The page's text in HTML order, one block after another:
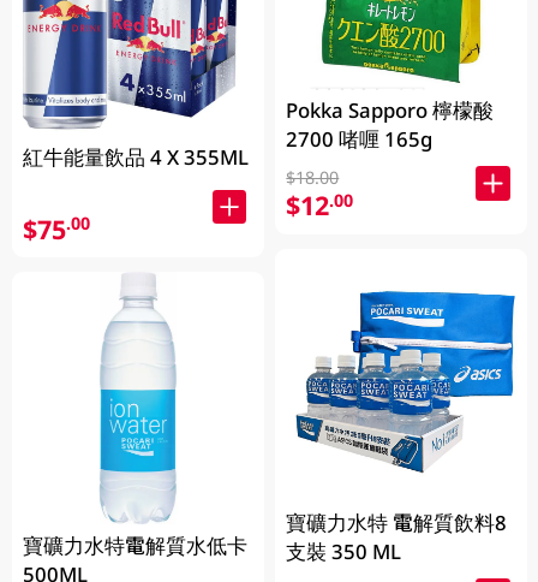
紅牛能量飲品 4 X 355ML
$75.00
寶礦力水特電解質水低卡
500ML
Pokka Sapporo 檸檬酸
2700 啫喱 165g
$18.00
$12.00
寶礦力水特 電解質飲料8
支裝 350 ML